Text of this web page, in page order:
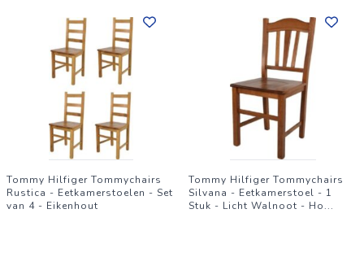
Tommy Hilfiger Tommychairs
Rustica - Eetkamerstoelen - Set
van 4 - Eikenhout
Tommy Hilfiger Tommychairs
Silvana - Eetkamerstoel - 1
Stuk - Licht Walnoot - Ho...